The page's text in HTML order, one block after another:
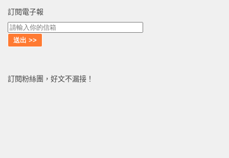
訂閱電子報
訂閱粉絲團，好文不漏接！